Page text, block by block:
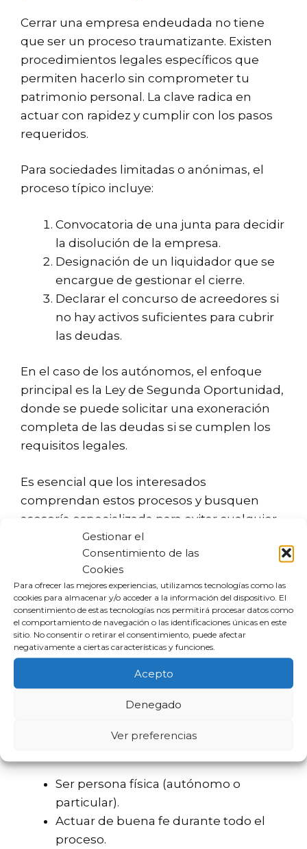
Gestionar el
Consentimiento de las
Cookies
Para ofrecer las mejores experiencias, utilizamos tecnologías como las
cookies para almacenar y/o acceder a la información del dispositivo. El
consentimiento de estas tecnologías nos permitirá procesar datos como
el comportamiento de navegación o las identificaciones únicas en este
sitio. No consentir o retirar el consentimiento, puede afectar
negativamente a ciertas características y funciones.
Acepto
Denegado
Ver preferencias
Cerrar una empresa endeudada no tiene
que ser un proceso traumatizante. Existen
procedimientos legales específicos que
permiten hacerlo sin comprometer tu
patrimonio personal. La clave radica en
actuar con rapidez y cumplir con los pasos
requeridos.
Para sociedades limitadas o anónimas, el
proceso típico incluye:
Convocatoria de una junta para decidir
la disolución de la empresa.
Designación de un liquidador que se
encargue de gestionar el cierre.
Declarar el concurso de acreedores si
no hay activos suficientes para cubrir
las deudas.
En el caso de los autónomos, el enfoque
principal es la Ley de Segunda Oportunidad,
donde se puede solicitar una exoneración
completa de las deudas si se cumplen los
requisitos legales.
Es esencial que los interesados
comprendan estos procesos y busquen
asesoría especializada para evitar cualquier
riesgo que pueda afectar su futuro
Requisitos y condiciones para
acogerse a la Ley de Segunda
Oportunidad
La Ley de Segunda Oportunidad no es un
recurso abierto a todos sin condiciones. Para
beneficiarte de esta ley, debes cumplir con
ciertos requisitos. Estos son algunos de los
Ser persona física (autónomo o
particular).
Actuar de buena fe durante todo el
proceso.